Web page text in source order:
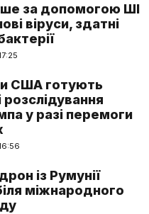
за допомогою ШІ
віруси, здатні
США готують
у разі перемоги
із Румунії
міжнародного